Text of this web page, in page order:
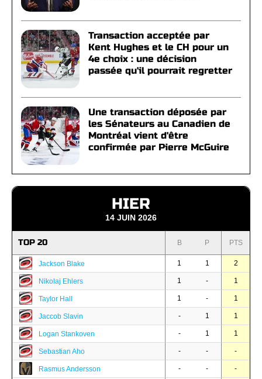
Transaction acceptée par
Kent Hughes et le CH pour un
4e choix : une décision
passée qu'il pourrait regretter
Une transaction déposée par
les Sénateurs au Canadien de
Montréal vient d'être
confirmée par Pierre McGuire
HIER
14 JUIN 2026
TOP 20 B P PTS
Jackson Blake 1 1 2
Nikolaj Ehlers 1 - 1
Taylor Hall 1 - 1
Jaccob Slavin - 1 1
Logan Stankoven - 1 1
Sebastian Aho - - -
Rasmus Andersson - - -